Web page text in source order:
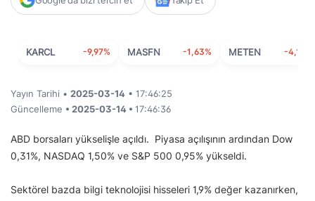
KARCL -9,97% MASFN -1,63% METEN -4,10%
Yayın Tarihi • 2025-03-14 • 17:46:25
Güncelleme • 2025-03-14 • 17:46:36
ABD borsaları yükselişle açıldı. Piyasa açılışının ardından Dow
0,31%, NASDAQ 1,50% ve S&P 500 0,95% yükseldi.
Sektörel bazda bilgi teknolojisi hisseleri 1,9% değer kazanırken,